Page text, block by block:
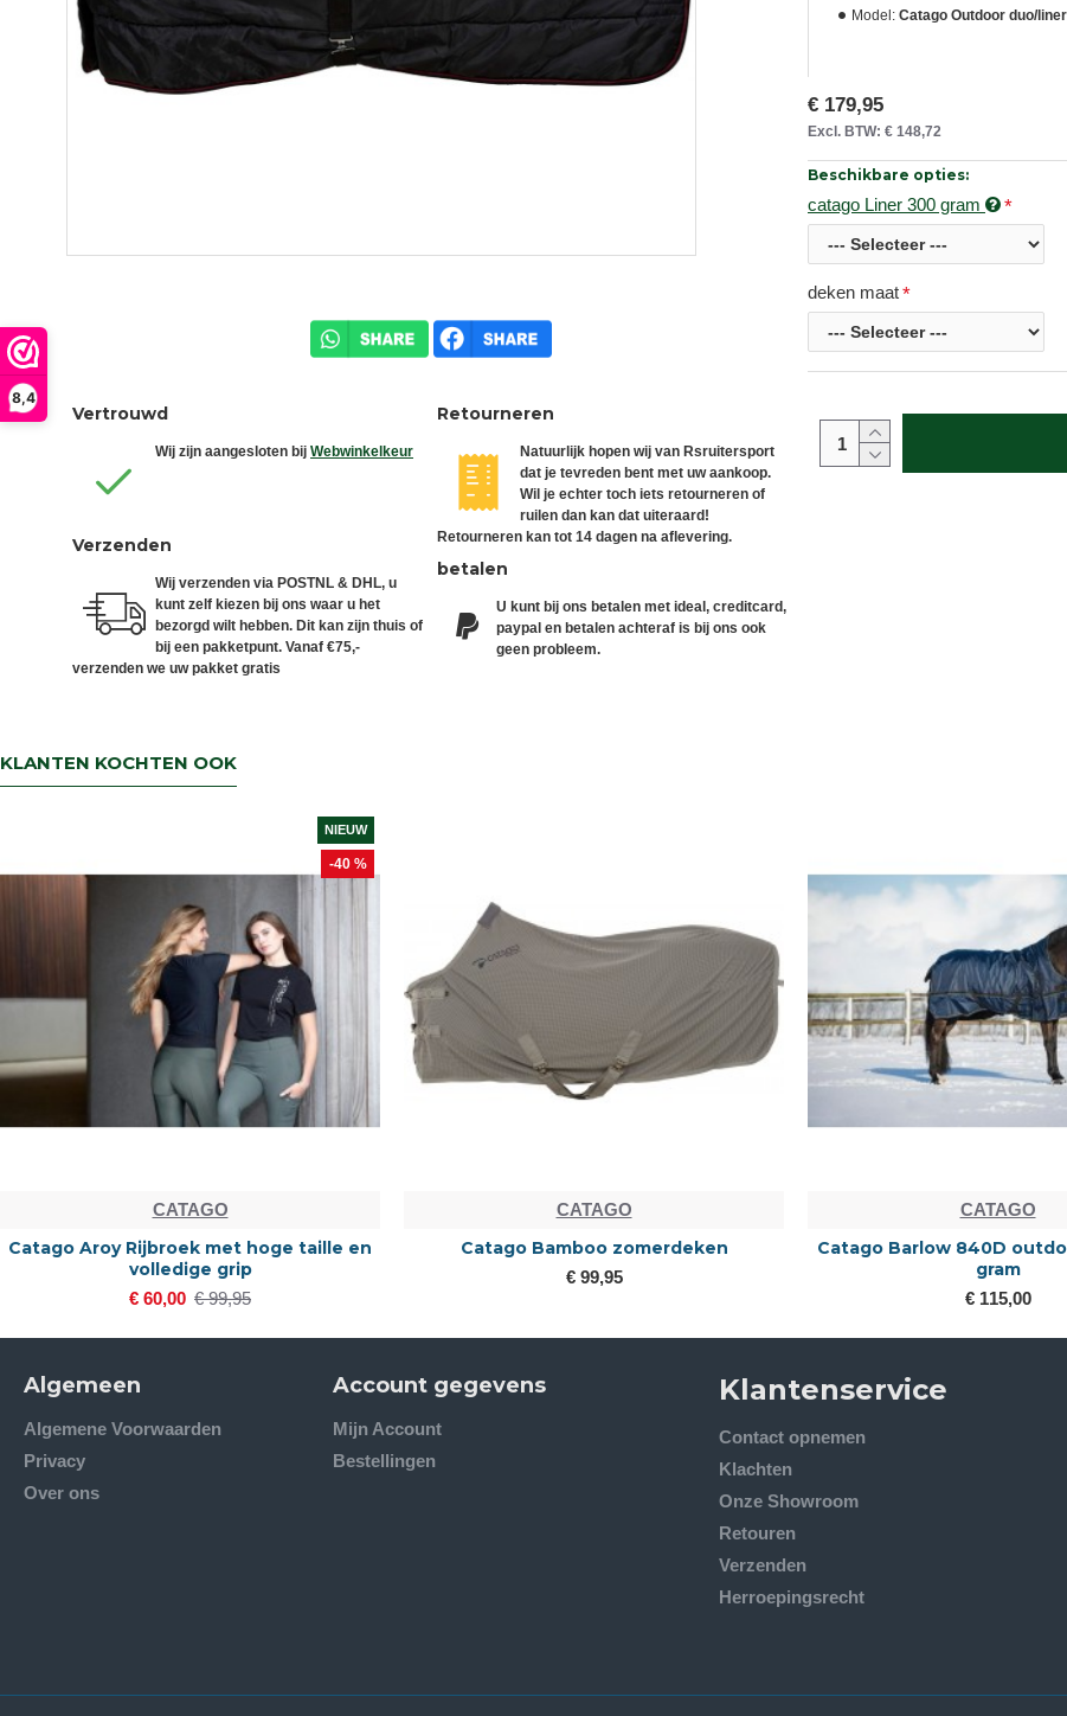
8,4
Vertrouwd
Wij zijn aangesloten bij Webwinkelkeur
Verzenden
Wij verzenden via POSTNL & DHL, u
kunt zelf kiezen bij ons waar u het
bezorgd wilt hebben. Dit kan zijn thuis of
bij een pakketpunt. Vanaf €75,-
verzenden we uw pakket gratis
Retourneren
Natuurlijk hopen wij van Rsruitersport
dat je tevreden bent met uw aankoop.
Wil je echter toch iets retourneren of
ruilen dan kan dat uiteraard!
Retourneren kan tot 14 dagen na aflevering.
betalen
U kunt bij ons betalen met ideal, creditcard,
paypal en betalen achteraf is bij ons ook
geen probleem.
Model: Catago Outdoor duo/
€ 179,95
Excl. BTW: € 148,72
Beschikbare opties:
catago Liner 300 gram
deken maat
KLANTEN KOCHTEN OOK
NIEUW
-40 %
CATAGO
Catago Aroy Rijbroek met hoge taille en
volledige grip
€ 60,00 € 99,95
CATAGO
Catago Bamboo zomerdeken
€ 99,95
CATAGO
Catago Barlow 840D
gram
€ 115,00
Algemeen
Algemene Voorwaarden
Privacy
Over ons
Account gegevens
Mijn Account
Bestellingen
Klantenservice
Contact opnemen
Klachten
Onze Showroom
Retouren
Verzenden
Herroepingsrecht